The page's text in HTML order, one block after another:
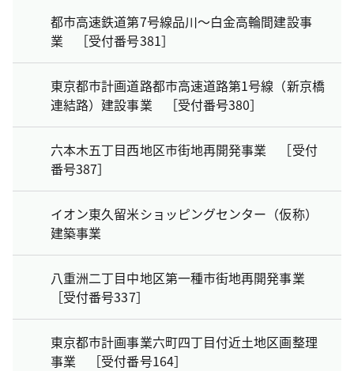
都市高速鉄道第7号線品川～白金高輪間建設事
業 ［受付番号381］
東京都市計画道路都市高速道路第1号線（新京橋
連結路）建設事業 ［受付番号380］
六本木五丁目西地区市街地再開発事業 ［受付
番号387］
イオン東久留米ショッピングセンター（仮称）
建築事業
八重洲二丁目中地区第一種市街地再開発事業
［受付番号337］
東京都市計画事業六町四丁目付近土地区画整理
事業 ［受付番号164］